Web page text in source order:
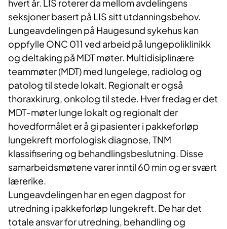
hvert år. LIS roterer da mellom avdelingens
seksjoner basert på LIS sitt utdanningsbehov.
Lungeavdelingen på Haugesund sykehus kan
oppfylle ONC 011 ved arbeid på lungepoliklinikk
og deltaking på MDT møter. Multidisiplinære
teammøter (MDT) med lungelege, radiolog og
patolog til stede lokalt. Regionalt er også
thoraxkirurg, onkolog til stede. Hver fredag er det
MDT-møter lunge lokalt og regionalt der
hovedformålet er å gi pasienter i pakkeforløp
lungekreft morfologisk diagnose, TNM
klassifisering og behandlingsbeslutning. Disse
samarbeidsmøtene varer inntil 60 min og er svært
lærerike.
Lungeavdelingen har en egen dagpost for
utredning i pakkeforløp lungekreft. De har det
totale ansvar for utredning, behandling og